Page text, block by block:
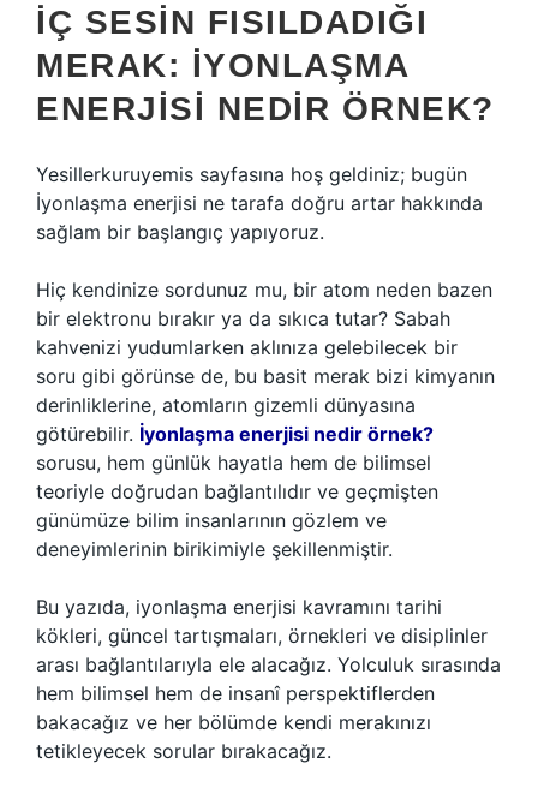
İÇ SESIN FISILDADIĞI
MERAK: İYONLAŞMA
ENERJISI NEDIR ÖRNEK?
Yesillerkuruyemis sayfasına hoş geldiniz; bugün
İyonlaşma enerjisi ne tarafa doğru artar hakkında
sağlam bir başlangıç yapıyoruz.
Hiç kendinize sordunuz mu, bir atom neden bazen
bir elektronu bırakır ya da sıkıca tutar? Sabah
kahvenizi yudumlarken aklınıza gelebilecek bir
soru gibi görünse de, bu basit merak bizi kimyanın
derinliklerine, atomların gizemli dünyasına
götürebilir. İyonlaşma enerjisi nedir örnek?
sorusu, hem günlük hayatla hem de bilimsel
teoriyle doğrudan bağlantılıdır ve geçmişten
günümüze bilim insanlarının gözlem ve
deneyimlerinin birikimiyle şekillenmiştir.
Bu yazıda, iyonlaşma enerjisi kavramını tarihi
kökleri, güncel tartışmaları, örnekleri ve disiplinler
arası bağlantılarıyla ele alacağız. Yolculuk sırasında
hem bilimsel hem de insanî perspektiflerden
bakacağız ve her bölümde kendi merakınızı
tetikleyecek sorular bırakacağız.